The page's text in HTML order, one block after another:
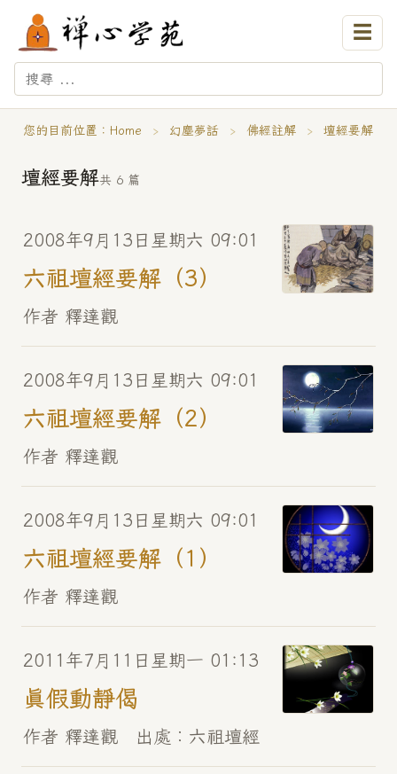
☰
您的目前位置： Home › 幻塵夢話 › 佛經註解 › 壇經要解
壇經要解共 6 篇
2008年9月13日星期六 09:01
六祖壇經要解（3）
作者 釋達觀
2008年9月13日星期六 09:01
六祖壇經要解（2）
作者 釋達觀
2008年9月13日星期六 09:01
六祖壇經要解（1）
作者 釋達觀
2011年7月11日星期一 01:13
真假動靜偈
作者 釋達觀 出處︰六祖壇經